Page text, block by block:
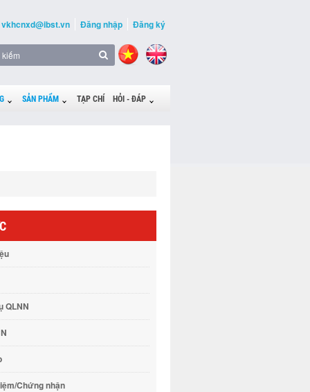
vkhcnxd@ibst.vn Đăng nhập Đăng ký
SẢN PHẨM TẠP CHÍ HỎI - ĐÁP
QLNN
Chứng nhận